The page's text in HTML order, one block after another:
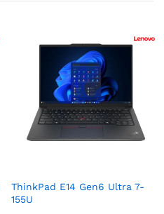
ThinkPad E14 Gen6 Ultra 7-
155U